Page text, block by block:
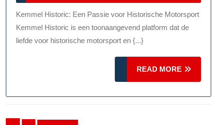
Van
Kemmel
Historic
2025
Kemmel Historic: Een Passie voor Historische Motorsport
Kemmel Historic is een toonaangevend platform dat de
liefde voor historische motorsport en {...}
READ MORE
MORE